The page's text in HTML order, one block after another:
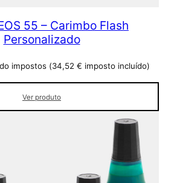
55 – Carimbo Flash
Personalizado
impostos (34,52 € imposto incluído)
Ver produto